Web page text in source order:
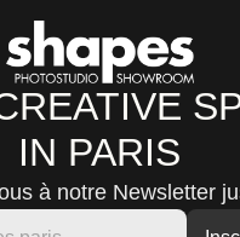
IN PARIS
à notre Newsletter